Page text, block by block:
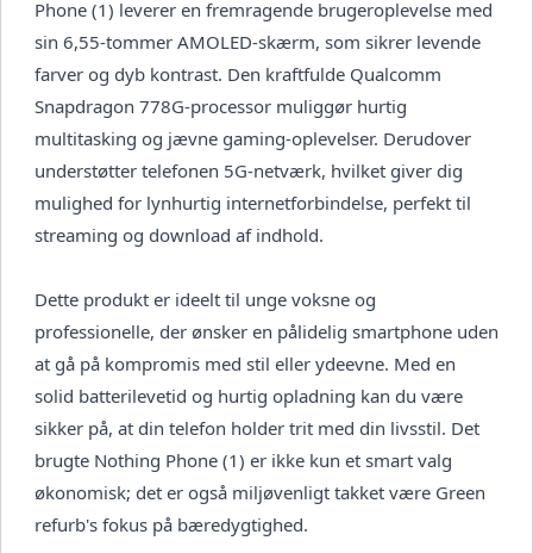
Phone (1) leverer en fremragende brugeroplevelse med
sin 6,55-tommer AMOLED-skærm, som sikrer levende
farver og dyb kontrast. Den kraftfulde Qualcomm
Snapdragon 778G-processor muliggør hurtig
multitasking og jævne gaming-oplevelser. Derudover
understøtter telefonen 5G-netværk, hvilket giver dig
mulighed for lynhurtig internetforbindelse, perfekt til
streaming og download af indhold.
Dette produkt er ideelt til unge voksne og
professionelle, der ønsker en pålidelig smartphone uden
at gå på kompromis med stil eller ydeevne. Med en
solid batterilevetid og hurtig opladning kan du være
sikker på, at din telefon holder trit med din livsstil. Det
brugte Nothing Phone (1) er ikke kun et smart valg
økonomisk; det er også miljøvenligt takket være Green
refurb's fokus på bæredygtighed.